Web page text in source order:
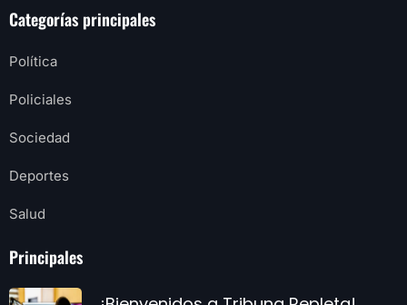
Categorías principales
Política
Policiales
Sociedad
Deportes
Salud
Principales